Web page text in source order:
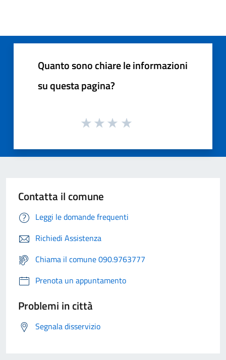
Quanto sono chiare le informazioni
su questa pagina?
Contatta il comune
Leggi le domande frequenti
Richiedi Assistenza
Chiama il comune 090.9763777
Prenota un appuntamento
Problemi in città
Segnala disservizio